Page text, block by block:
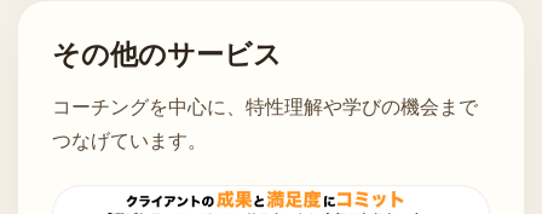
その他のサービス
コーチングを中心に、特性理解や学びの機会まで
つなげています。